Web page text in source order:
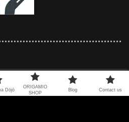
Dōjō
ORIGAMIO
SHOP
Blog Contact us